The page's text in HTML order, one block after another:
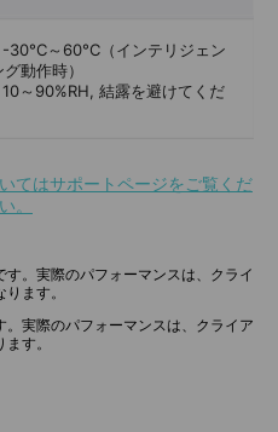
30°C～60°C（インテリジェン
動作時）
～90%RH, 結露を避けてくだ
てはサポートページをご覧くだ
。
。実際のパフォーマンスは、クライ
ます。
実際のパフォーマンスは、クライア
す。